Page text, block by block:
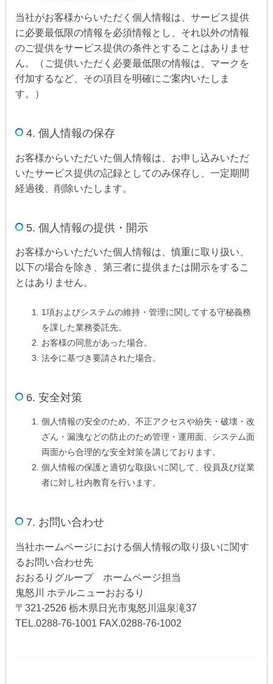
当社がお客様からいただく個人情報は、サービス提供
に必要最低限の情報を必須情報とし、それ以外の情報
のご提供をサービス提供の条件とすることはありませ
ん。（ご提供いただく必要最低限の情報は、マークを
付加するなど、その項目を明確にご案内いたしま
す。）
4. 個人情報の保存
お客様からいただいた個人情報は、お申し込みいただ
いたサービス提供の記録としてのみ保存し、一定期間
経過後、削除いたします。
5. 個人情報の提供・開示
お客様からいただいた個人情報は、慎重に取り扱い、
以下の場合を除き、第三者に提供または開示をするこ
とはありません。
1項およびシステムの維持・管理に関してする守秘義務
を課した業務委託先。
お客様の同意があった場合。
法令に基づき要請された場合。
6. 安全対策
個人情報の安全のため、不正アクセスや紛失・破壊・改
ざん・漏洩などの防止のため管理・運用面、システム面
両面から合理的な安全対策を講じております。
個人情報の保護と適切な取扱いに関して、役員及び従業
者に対し社内教育を行います。
7. お問い合わせ
当社ホームページにおける個人情報の取り扱いに関す
るお問い合わせ先
おおるりグループ ホームページ担当
鬼怒川 ホテルニューおおるり
〒321-2526 栃木県日光市鬼怒川温泉滝37
TEL.0288-76-1001 FAX.0288-76-1002